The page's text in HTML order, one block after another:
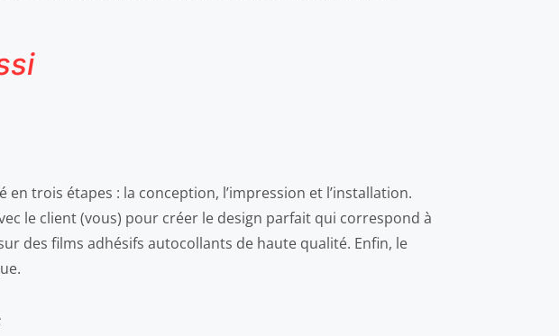
trois étapes : la conception, l’impression et l’installation.
le client (vous) pour créer le design parfait qui correspond à
des films adhésifs autocollants de haute qualité. Enfin, le